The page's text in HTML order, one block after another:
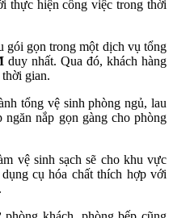
thực hiện công việc trong thời
gói gọn trong một dịch vụ tổng
duy nhất. Qua đó, khách hàng
gian.
tổng vệ sinh phòng ngủ, lau
nắp gọn gàng cho phòng
vệ sinh sạch sẽ cho khu vực
cụ hóa chất thích hợp với